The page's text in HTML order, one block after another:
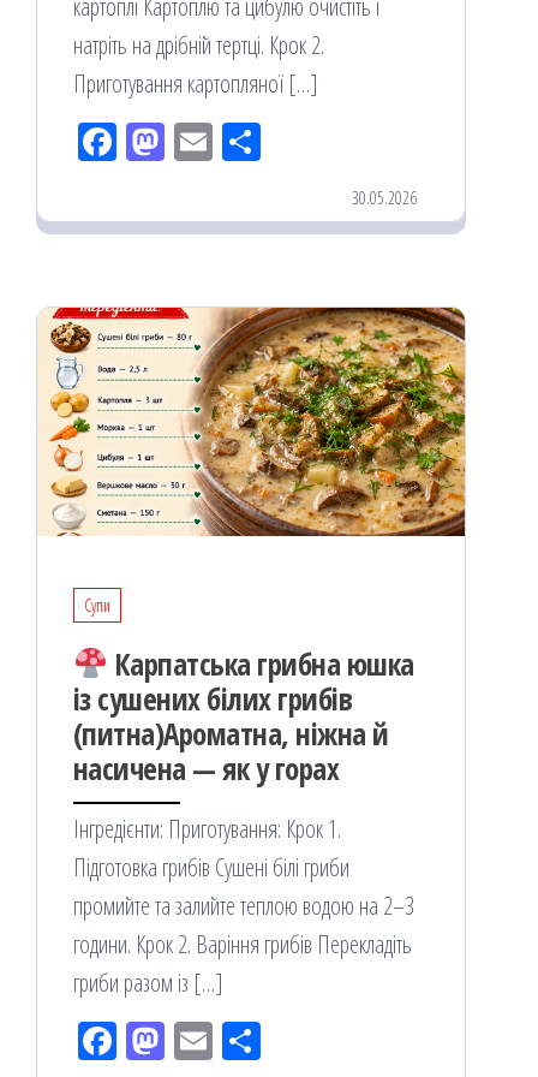
натріть на дрібній тертці. Крок 2.
Приготування картопляної […]
Fac
eb
oo
M
ast
od
Em
ail
ит
я
30.05.2026
Супи
Карпатська грибна юшка
із сушених білих грибів
(питна)Ароматна, ніжна й
насичена — як у горах
Інгредієнти: Приготування: Крок 1.
Підготовка грибів Сушені білі гриби
промийте та залийте теплою водою на 2–3
години. Крок 2. Варіння грибів Перекладіть
гриби разом із […]
Fac M Em